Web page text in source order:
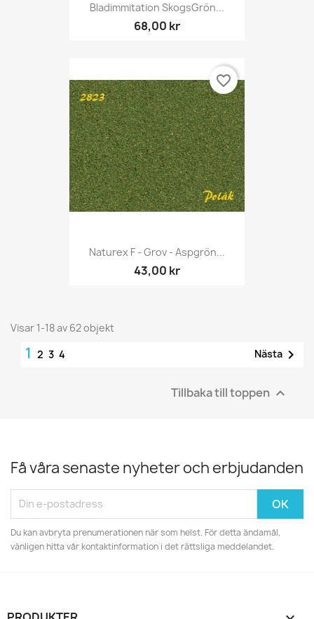
Bladimmitation SkogsGrön...
68,00 kr
Naturex F - Grov - Aspgrön...
43,00 kr
favorite_border
Visar 1-18 av 62 objekt
1 2 3 4 Nästa 
Tillbaka till toppen 
Få våra senaste nyheter och erbjudanden
Du kan avbryta prenumerationen när som helst. För detta ändamål,
vänligen hitta vår kontaktinformation i det rättsliga meddelandet.